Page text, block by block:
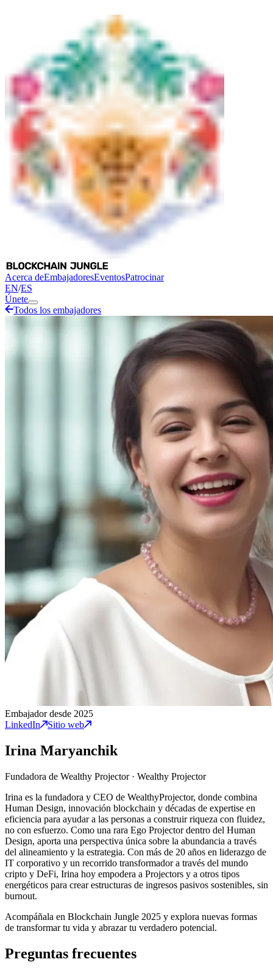
Acerca deEmbajadoresEventosPatrocinar
EN/ES
Únete
Todos los embajadores
Embajador desde 2025
LinkedIn
Sitio web
Irina Maryanchik
Fundadora de Wealthy Projector· Wealthy Projector
Irina es la fundadora y CEO de WealthyProjector, donde combina
Human Design, innovación blockchain y décadas de expertise en
eficiencia para ayudar a las personas a construir riqueza con fluidez,
no con esfuerzo. Como una rara Ego Projector dentro del Human
Design, aporta una perspectiva única sobre la abundancia a través
del alineamiento y la estrategia. Con más de 20 años en liderazgo de
IT corporativo y un recorrido transformador a través del mundo
cripto y DeFi, Irina hoy empodera a Projectors y a otros tipos
energéticos para crear estructuras de ingresos pasivos sostenibles, sin
burnout.
Acompáñala en Blockchain Jungle 2025 y explora nuevas formas
de transformar tu vida y abrazar tu verdadero potencial.
Preguntas frecuentes